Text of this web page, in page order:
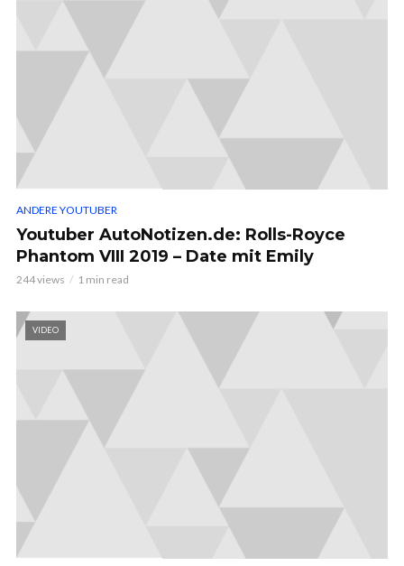
ANDERE YOUTUBER
Youtuber AutoNotizen.de: Rolls-Royce
Phantom VIII 2019 – Date mit Emily
244 views 1 min read
VIDEO